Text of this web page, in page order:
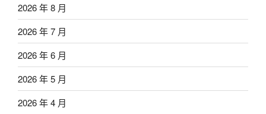
2026 年 8 月
2026 年 7 月
2026 年 6 月
2026 年 5 月
2026 年 4 月